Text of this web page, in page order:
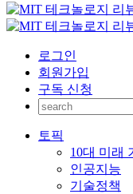
로그인
회원가입
구독 신청
토픽
10대 미래
인공지능
기술정책